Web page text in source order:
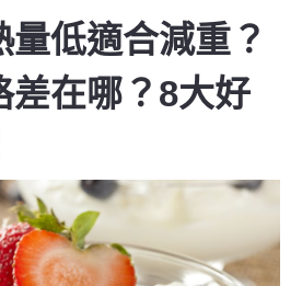
量低適合減重？
差在哪？8大好